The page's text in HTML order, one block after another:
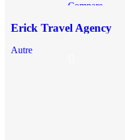
Compare
Add to wishlist
Erick Travel Agency
Autre